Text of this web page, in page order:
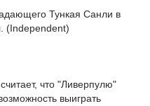
Тункая Санли в
(Independent)
что "Ливерпулю"
выиграть